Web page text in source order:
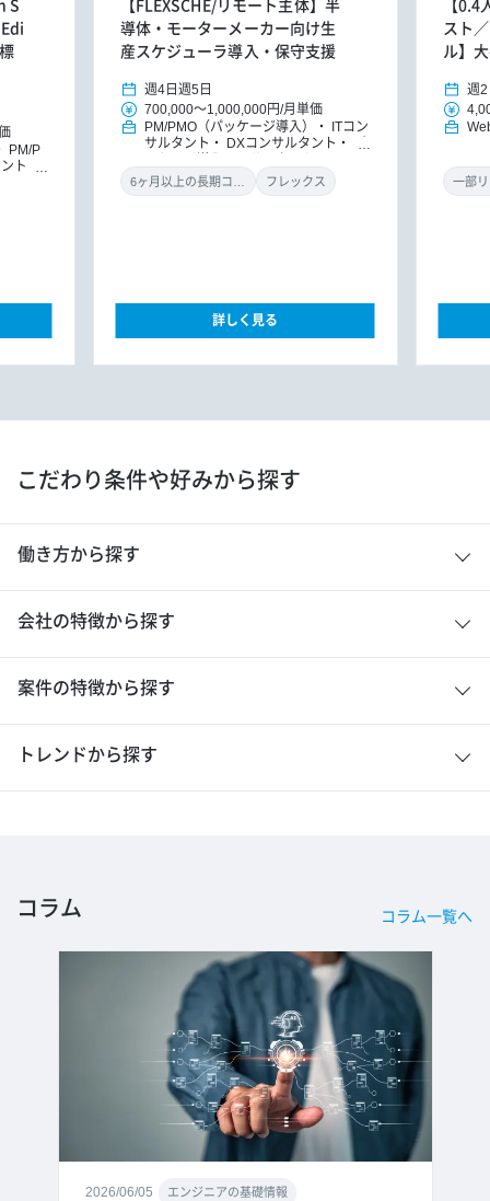
S
PM/P
ト
【FLEXSCHE/リモート主体】半
導体・モーターメーカー向け生
産スケジューラ導入・保守支援
週4日 週5日
700,000～1,000,000円/月単価
PM/PMO（パッケージ導入）
ITコン
サルタント
DXコンサルタント
フレックス
詳しく見る
【
スト
ル】
週2
一部
こだわり条件や好みから探す
働き方から探す
会社の特徴から探す
案件の特徴から探す
トレンドから探す
コラム コラム一覧へ
2026/06/05 エンジニアの基礎情報